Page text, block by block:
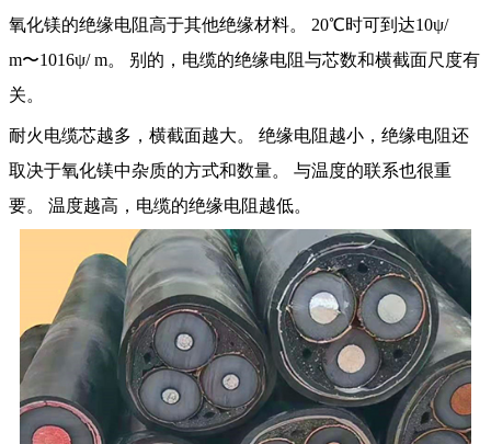
氧化镁的绝缘电阻高于其他绝缘材料。 20℃时可到达10ψ/
m〜1016ψ/ m。 别的，电缆的绝缘电阻与芯数和横截面尺度有
关。
耐火电缆芯越多，横截面越大。 绝缘电阻越小，绝缘电阻还
取决于氧化镁中杂质的方式和数量。 与温度的联系也很重
要。 温度越高，电缆的绝缘电阻越低。